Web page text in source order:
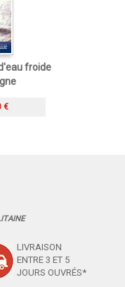
froide
€
LIVRAISON
ENTRE 3 ET 5
JOURS OUVRÉS*